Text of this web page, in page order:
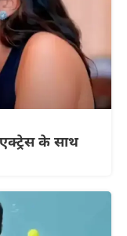
के साथ